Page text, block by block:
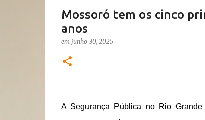
Mossoró tem os cinco
anos
em junho 30, 2025
A Segurança Pública no Rio